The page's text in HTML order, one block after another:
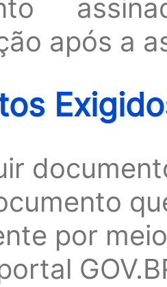
após a
por